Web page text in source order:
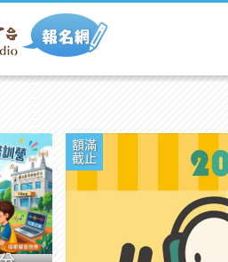
額滿
截止